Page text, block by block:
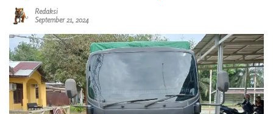
Redaksi
September 21, 2024